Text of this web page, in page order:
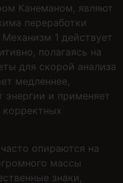
Канеманом, являют
переработки
1 действует
полагаясь на
для скорой анализа
медленнее,
энергии и применяет
корректных
опираются на
массы
знаки,